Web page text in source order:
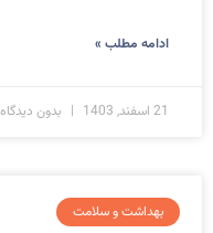
ادامه مطلب »
21 اسفند, 1403 بدون دیدگاه
بهداشت و سلامت